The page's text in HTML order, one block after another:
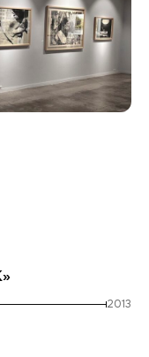
2013